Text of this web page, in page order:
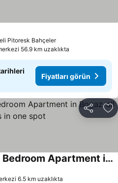
Pitoresk Bahçeler
56.9 km uzaklıkta
Fiyatları görün
Paylaş
Luxury Sea View Two Bedroom Apartment in Bogaz-all facilities in one spot
6.5 km uzaklıkta